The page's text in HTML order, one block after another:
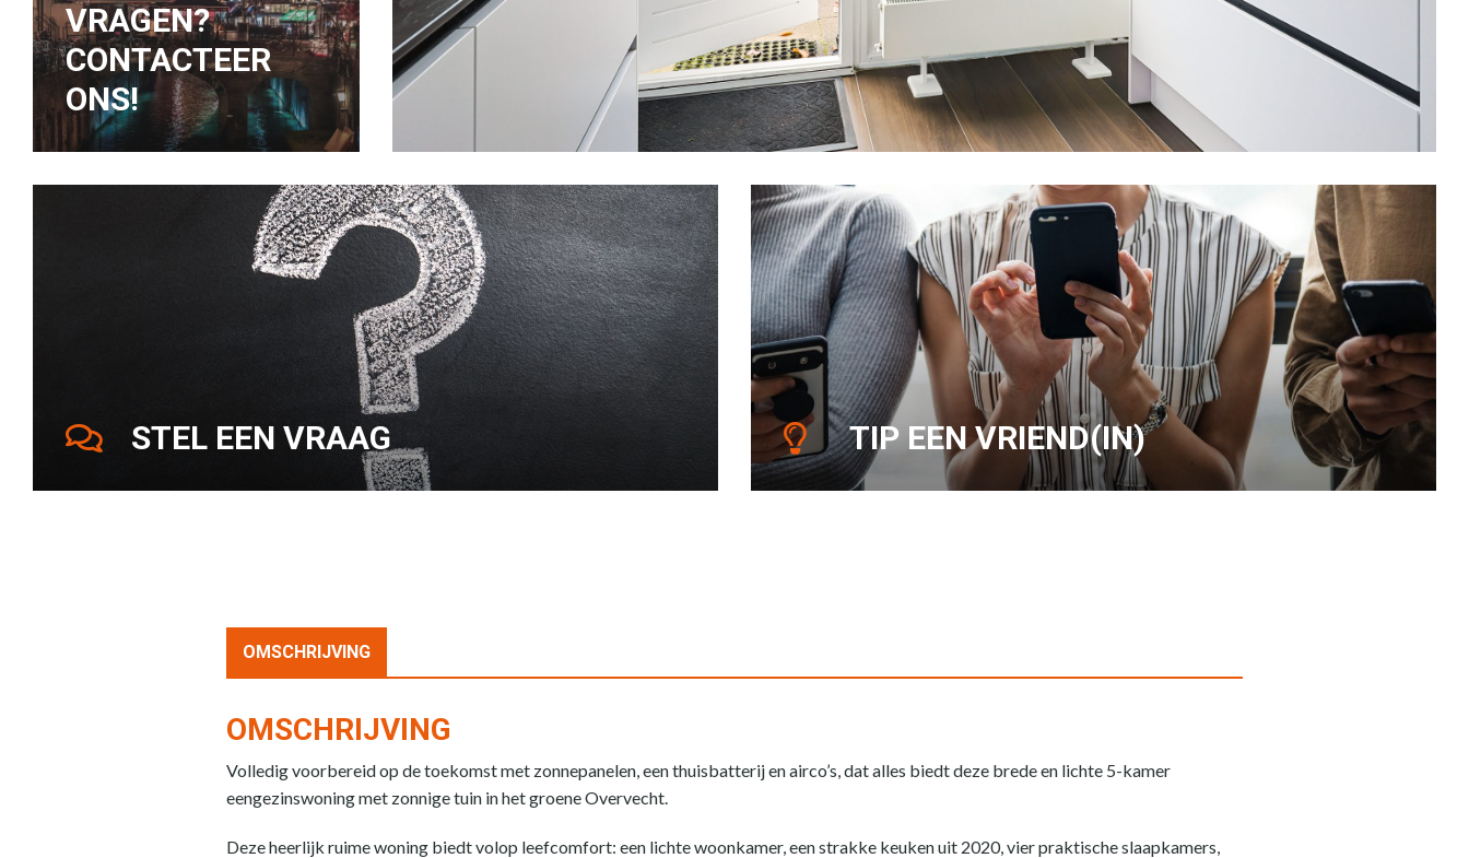
VRAGEN?
CONTACTEER
ONS!
STEL EEN VRAAG TIP EEN VRIEND(IN)
OMSCHRIJVING
OMSCHRIJVING
Volledig voorbereid op de toekomst met zonnepanelen, een thuisbatterij en airco’s, dat alles biedt deze brede en lichte 5-kamer
eengezinswoning met zonnige tuin in het groene Overvecht.
Deze heerlijk ruime woning biedt volop leefcomfort: een lichte woonkamer, een strakke keuken uit 2020, vier praktische slaapkamers,